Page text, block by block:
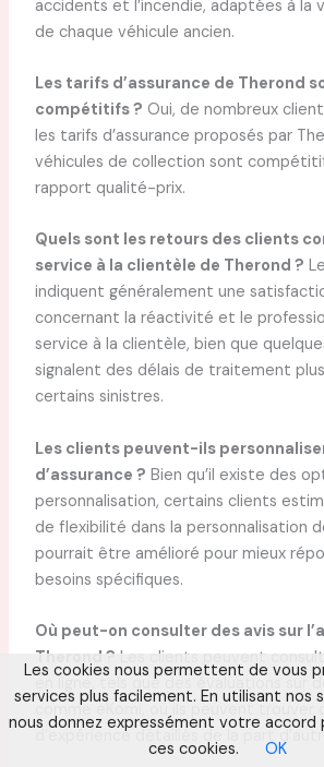
accidents et l’incendie, adaptées à la
de chaque véhicule ancien.
Les tarifs d’assurance de Therond
compétitifs ? Oui, de nombreux
les tarifs d’assurance proposés par
véhicules de collection sont
rapport qualité-prix.
Quels sont les retours des clients
service à la clientèle de Therond ?
indiquent généralement une
concernant la réactivité et le
service à la clientèle, bien que
signalent des délais de traitement
certains sinistres.
Les clients peuvent-ils
d’assurance ? Bien qu’il existe des
personnalisation, certains clients
de flexibilité dans la personnalisation
pourrait être amélioré pour mieux
besoins spécifiques.
Où peut-on consulter des avis sur
Therond ? Les clients peuvent
en ligne, tels que des évaluations sur
comme eKomi, où ils peuvent trouver
d’expérience détaillés de la part
Les cookies nous permettent de vous
services plus facilement. En utilisant nos
nous donnez expressément votre accord
ces cookies.
OK